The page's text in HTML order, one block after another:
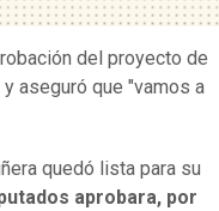
del proyecto de
y aseguró que "vamos a
quedó lista para su
aprobara, por